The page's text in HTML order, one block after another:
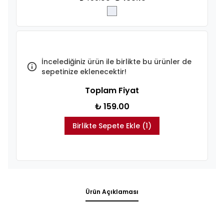
İncelediğiniz ürün ile birlikte bu ürünler de
sepetinize eklenecektir!
Toplam Fiyat
₺ 159.00
Birlikte Sepete Ekle (1)
Ürün Açıklaması